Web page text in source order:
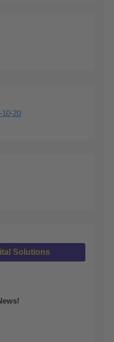
Solutions